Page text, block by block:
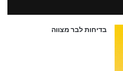
אישה ובעלה – בלי בהלה !
בדיחות לבר מצווה